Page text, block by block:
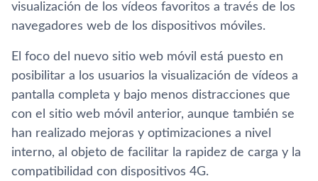
visualización de los ví­deos favoritos a través de los
navegadores web de los dispositivos móviles.
El foco del nuevo sitio web móvil está puesto en
posibilitar a los usuarios la visualización de ví­deos a
pantalla completa y bajo menos distracciones que
con el sitio web móvil anterior, aunque también se
han realizado mejoras y optimizaciones a nivel
interno, al objeto de facilitar la rapidez de carga y la
compatibilidad con dispositivos 4G.